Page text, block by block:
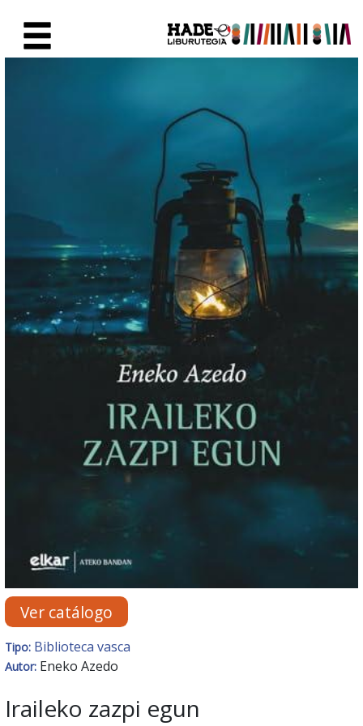
Ver catálogo
Tipo: Biblioteca vasca
Autor: Eneko Azedo
Iraileko zazpi egun